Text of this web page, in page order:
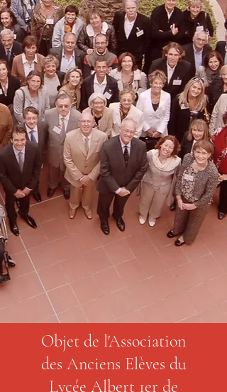
Objet de l'Association
des Anciens Elèves du
Lycée Albert 1er de